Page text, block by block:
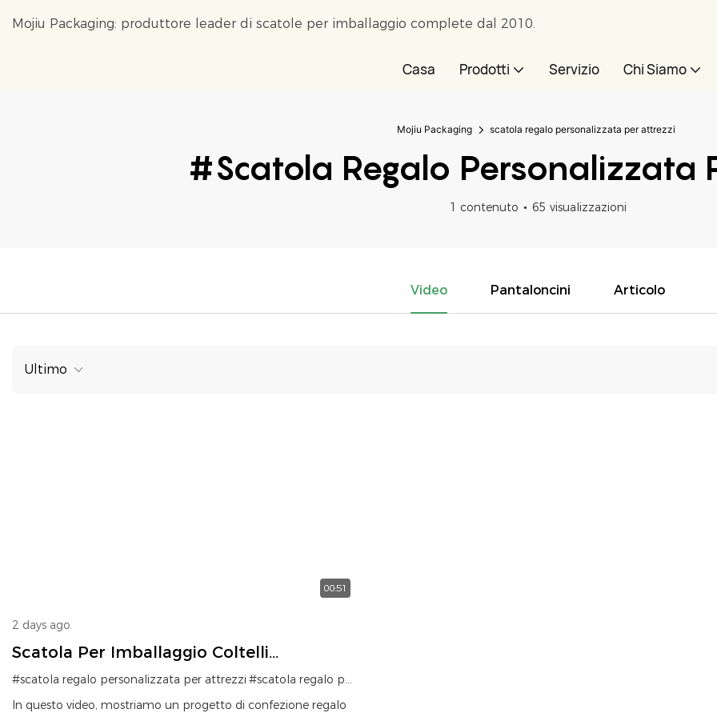
Mojiu Packaging: produttore leader di scatole per imballaggio complete dal 2010.
Casa Prodotti Servizio Chi Siamo
Mojiu Packaging scatola regalo personalizzata per attrezzi
#scatola Regalo Personalizzata
1 contenuto 65 visualizzazioni
Video Pantaloncini Articolo
Ultimo
00:51
2 days ago
Scatola Per Imballaggio Coltelli
Personalizzata Con Inserto In Schiuma
Strappabile Per Diverse Dimensioni
#scatola regalo personalizzata per attrezzi #scatola regalo personalizzata per coltelli
In questo video, mostriamo un progetto di confezione regalo